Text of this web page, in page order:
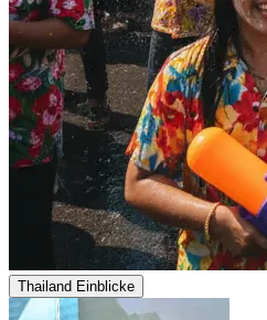
Thailand Einblicke